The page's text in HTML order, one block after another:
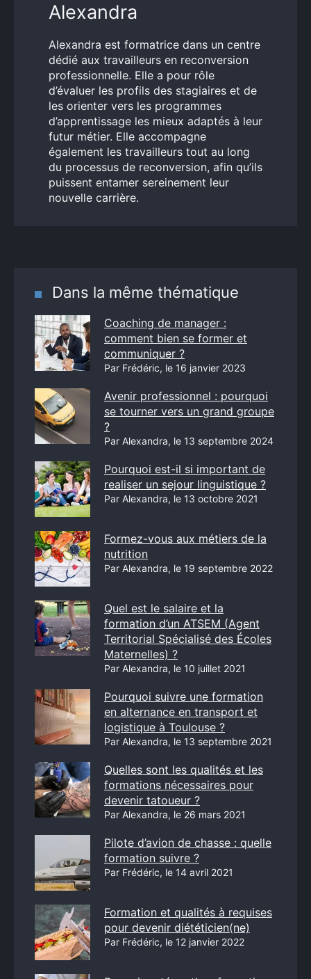
Alexandra
Alexandra est formatrice dans un centre
dédié aux travailleurs en reconversion
professionnelle. Elle a pour rôle
d’évaluer les profils des stagiaires et de
les orienter vers les programmes
d’apprentissage les mieux adaptés à leur
futur métier. Elle accompagne
également les travailleurs tout au long
du processus de reconversion, afin qu’ils
puissent entamer sereinement leur
nouvelle carrière.
Dans la même thématique
Coaching de manager :
comment bien se former et
communiquer ?
Par Frédéric, le 16 janvier 2023
Avenir professionnel : pourquoi
se tourner vers un grand groupe
?
Par Alexandra, le 13 septembre 2024
Pourquoi est-il si important de
realiser un sejour linguistique ?
Par Alexandra, le 13 octobre 2021
Formez-vous aux métiers de la
nutrition
Par Alexandra, le 19 septembre 2022
Quel est le salaire et la
formation d’un ATSEM (Agent
Territorial Spécialisé des Écoles
Maternelles) ?
Par Alexandra, le 10 juillet 2021
Pourquoi suivre une formation
en alternance en transport et
logistique à Toulouse ?
Par Alexandra, le 13 septembre 2021
Quelles sont les qualités et les
formations nécessaires pour
devenir tatoueur ?
Par Alexandra, le 26 mars 2021
Pilote d’avion de chasse : quelle
formation suivre ?
Par Frédéric, le 14 avril 2021
Formation et qualités à requises
pour devenir diététicien(ne)
Par Frédéric, le 12 janvier 2022